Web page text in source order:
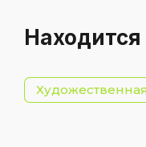
Находится